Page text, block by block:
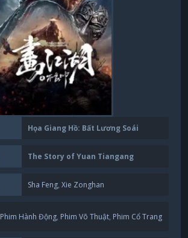
Họa Giang Hồ: Bất Lương Soái
The Story of Yuan Tiangang
Sha Feng,Xie Zonghan
Phim Hành Động, Phim Võ Thuật, Phim Cổ Trang